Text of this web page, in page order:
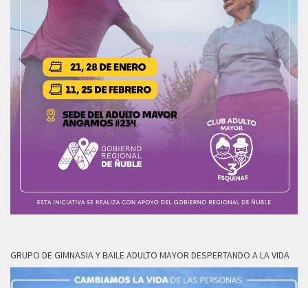
GRUPO DE GIMNASIA Y BAILE ADULTO MAYOR DESPERTANDO A LA VIDA